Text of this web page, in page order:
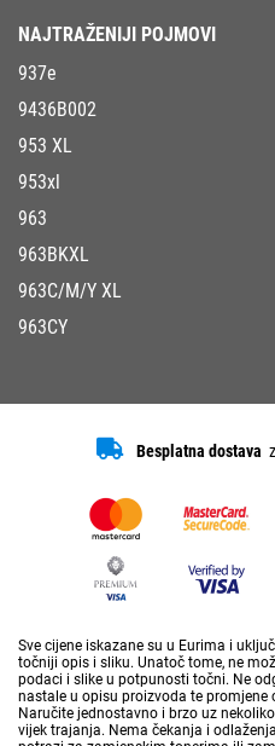
NAJTRAŽENIJI POJMOVI
937e
9436B002
953 XL
953xl
963
963BKXL
963C/M/Y XL
963CY
Besplatna dostava
Sve cijene iskazane su u Eurima i
točniji opis i sliku. Unatoč tome, ne
podaci i slike u potpunosti točni. Ne
nastale u opisu proizvoda te promjene
Naručite jednostavno i brzo uz
vijek trajanja. Nema čekanja i